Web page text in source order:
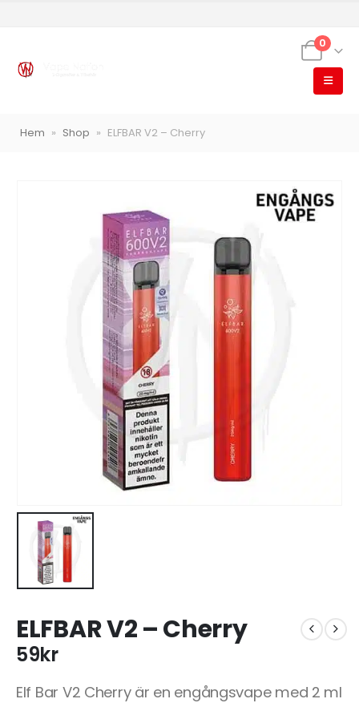
0
Hem » Shop » ELFBAR V2 – Cherry
ELFBAR V2 – Cherry
59kr
Elf Bar V2 Cherry är en engångsvape med 2 ml
Vapes, e-cigg & vitsnus
Populära engångsvapes Hjälp mig välja
Leverans & frakt